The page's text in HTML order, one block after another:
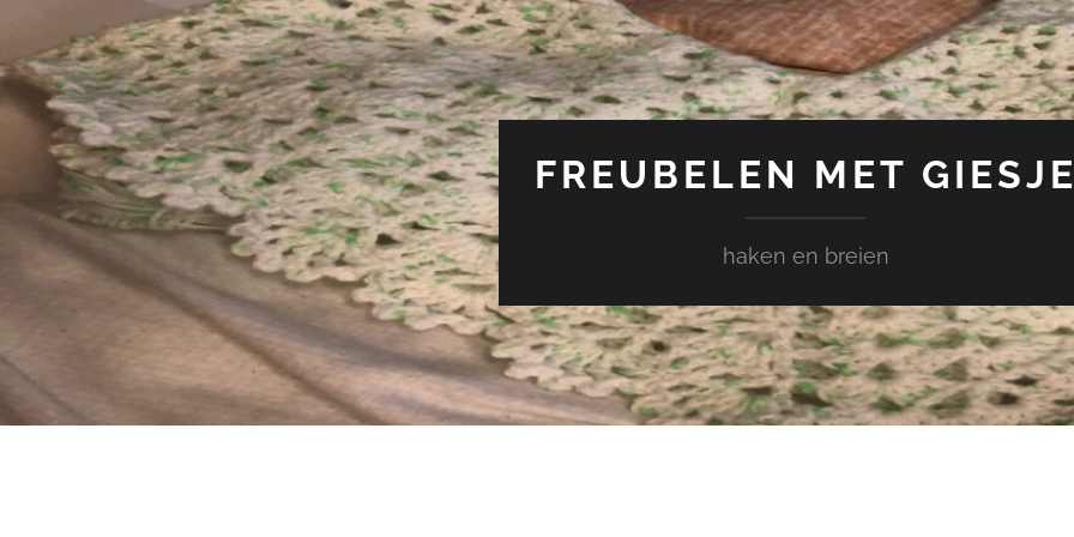
FREUBELEN MET
haken en breien